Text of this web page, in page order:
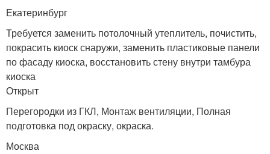
Екатеринбург
Требуется заменить потолочный утеплитель, почистить,
покрасить киоск снаружи, заменить пластиковые панели
по фасаду киоска, восстановить стену внутри тамбура
киоска
Открыт
Перегородки из ГКЛ, Монтаж вентиляции, Полная
подготовка под окраску, окраска.
Москва